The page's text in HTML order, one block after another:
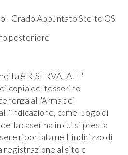
- Grado Appuntato Scelto QS
posteriore
è RISERVATA. E'
copia del tesserino
all'Arma dei
come luogo di
caserma in cui si presta
riportata nell'indirizzo di
registrazione al sito o